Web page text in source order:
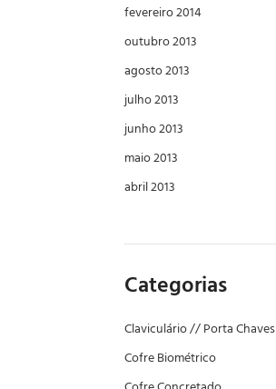
fevereiro 2014
outubro 2013
agosto 2013
julho 2013
junho 2013
maio 2013
abril 2013
Categorias
Claviculário // Porta Chaves
Cofre Biométrico